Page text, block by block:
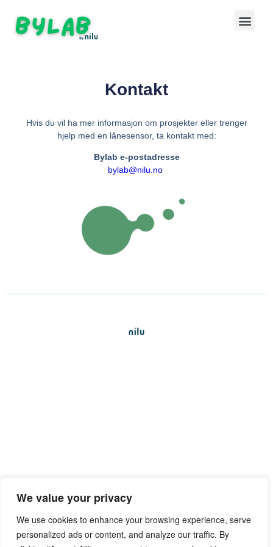
We value your privacy
We use cookies to enhance your browsing experience, serve
personalized ads or content, and analyze our traffic. By
Kontakt
Hvis du vil ha mer informasjon om prosjekter eller trenger
hjelp med en lånesensor, ta kontakt med:
Bylab e-postadresse
bylab@nilu.no